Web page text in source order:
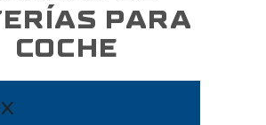
PARA
COCHE